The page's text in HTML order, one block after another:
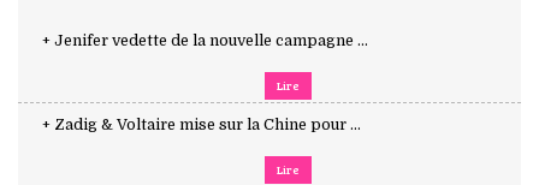
+ Jenifer vedette de la nouvelle campagne ...
Lire
+ Zadig & Voltaire mise sur la Chine pour ...
Lire